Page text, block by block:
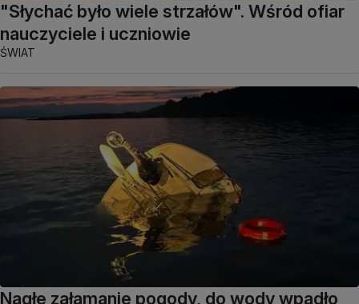
"Słychać było wiele strzałów". Wśród ofiar
nauczyciele i uczniowie
ŚWIAT
Nagłe załamanie pogody, do wody wpadło